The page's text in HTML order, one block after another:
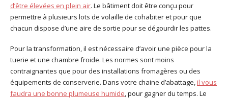
d’être élevées en plein air. Le bâtiment doit être conçu pour
permettre à plusieurs lots de volaille de cohabiter et pour que
chacun dispose d’une aire de sortie pour se dégourdir les pattes.
Pour la transformation, il est nécessaire d’avoir une pièce pour la
tuerie et une chambre froide. Les normes sont moins
contraignantes que pour des installations fromagères ou des
équipements de conserverie. Dans votre chaine d’abattage,il vous
faudra une bonne plumeuse humide, pour gagner du temps. Le